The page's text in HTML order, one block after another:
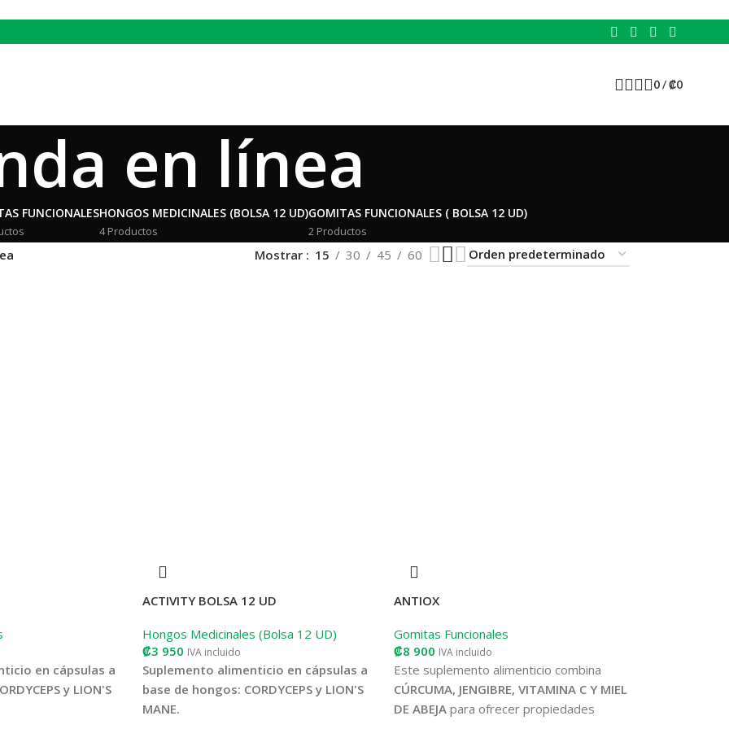
0/ ₡0
en línea
FUNCIONALESHONGOS MEDICINALES (BOLSA 12 UD)
4 Productos
GOMITAS FUNCIONALES ( BOLSA 12 UD)
2 Productos
Mostrar 15 30 45 60
en cápsulas a
y LION'S
ACTIVITY BOLSA 12 UD
Hongos Medicinales (Bolsa 12 UD)
₡3 950 IVA incluido
Suplemento alimenticio en cápsulas a
base de hongos: CORDYCEPS y LION'S
MANE.
ANTIOX
Gomitas Funcionales
₡8 900 IVA incluido
Este suplemento alimenticio combina
CÚRCUMA, JENGIBRE, VITAMINA C Y MIEL
DE ABEJA para ofrecer propiedades